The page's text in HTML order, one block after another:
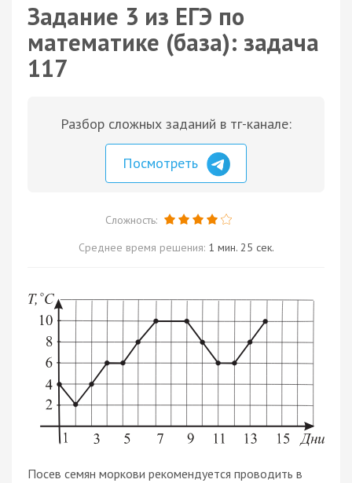
Задание 3 из ЕГЭ по
математике (база): задача
117
Разбор сложных заданий в тг-канале:
Посмотреть
Сложность:
Среднее время решения: 1 мин. 25 сек.
Посев семян моркови рекомендуется проводить в